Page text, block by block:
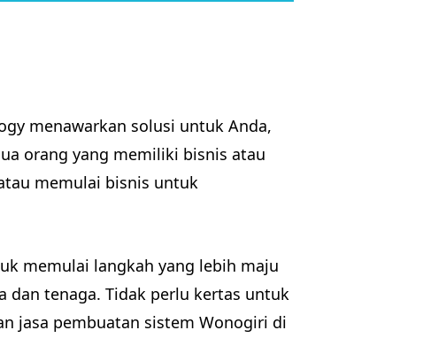
menawarkan solusi untuk Anda,
orang yang memiliki bisnis atau
memulai bisnis untuk
memulai langkah yang lebih maju
tenaga. Tidak perlu kertas untuk
jasa pembuatan sistem Wonogiri di